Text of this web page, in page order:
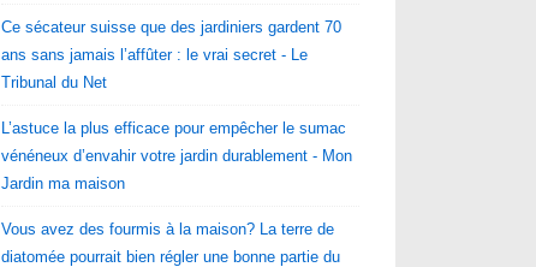
Ce sécateur suisse que des jardiniers gardent 70
ans sans jamais l’affûter : le vrai secret - Le
Tribunal du Net
L’astuce la plus efficace pour empêcher le sumac
vénéneux d’envahir votre jardin durablement - Mon
Jardin ma maison
Vous avez des fourmis à la maison? La terre de
diatomée pourrait bien régler une bonne partie du